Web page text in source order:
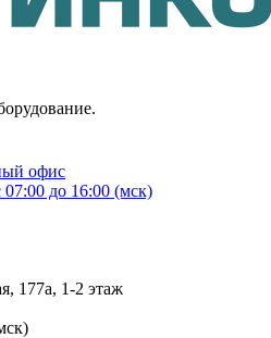
офис
до 16:00 (мск)
177а, ​1-2 этаж